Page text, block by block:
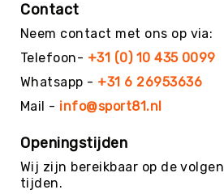
Fluitjes
&
toebehoren
Drinkflessen
&
Bidons
Tassen
EHBO
Contact
Neem contact met ons op via:
Telefoon- +31 (0) 10 435 0099
Whatsapp - +31 6 26953636
Mail - info@sport81.nl
Openingstijden
Wij zijn bereikbaar op de
tijden.